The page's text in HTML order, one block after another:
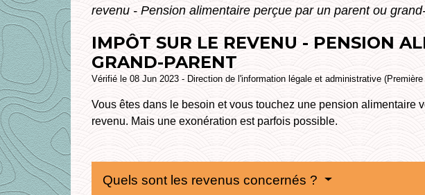
revenu - Pension alimentaire perçue par un parent ou
IMPÔT SUR LE REVENU - PENSION
GRAND-PARENT
Vérifié le 08 Jun 2023 - Direction de l'information légale et administrative
Vous êtes dans le besoin et vous touchez une pension alimentaire
revenu. Mais une exonération est parfois possible.
Quels sont les revenus concernés ?